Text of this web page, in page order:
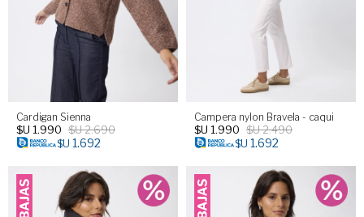
Cardigan Sienna
$U 1.990 $U2.690
$U 1.692
Campera nylon Bravela - caqui
$U 1.990 $U2.490
$U 1.692